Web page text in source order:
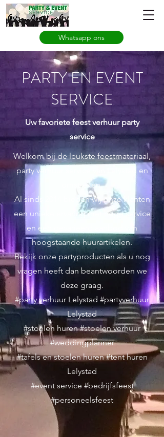
Whatsapp ons
PARTY EN EVENT
SERVICE
Uw favoriete feest verhuur party
service
Welkom bij de leukste feestmateriaal,
party verhuur service van Lelystad en
omstreken.
Al sinds 2014 bieden wij onze klanten
een unieke ervaring met hoge service
en een gevarieerd aanbod van
hoogstaande huurartikelen.
Bekijk onze partyproducten als u nog
vragen heeft dan beantwoorden we
deze graag.
#party verhuur Lelystad #partyverhuur
Lelystad
#stoelen huren #stoelen verhuur
#weddingplanner
#tafels en stoelen huren #tent huren
Lelystad
#event service #bedrijfsfeest
#personeelsfeest